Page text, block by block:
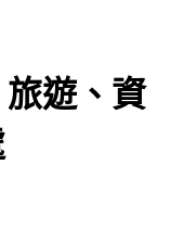
旅遊、資